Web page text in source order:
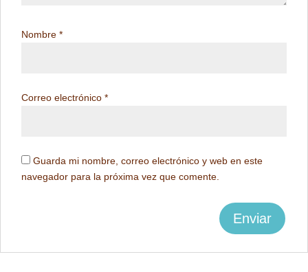
Nombre *
Correo electrónico *
Guarda mi nombre, correo electrónico y web en este
navegador para la próxima vez que comente.